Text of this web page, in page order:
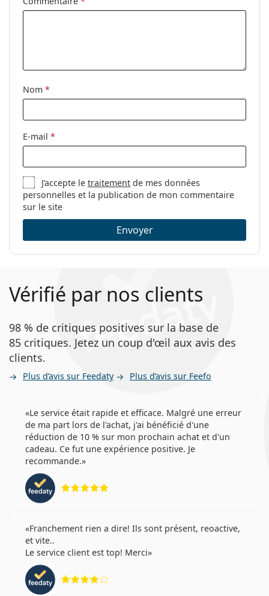
Autres
Sexe:
Marque:
Nom *
E-mail *
J’accepte letraitement de mes données
personnelles et la publication de mon commentaire
sur le site
Envoyer
Vérifié par nos clients
98 % de critiques positives sur la base de
85 critiques. Jetez un coup d'œil aux avis des
clients.
Plus d’avis sur Feedaty Plus d’avis sur Feefo
Le service était rapide et efficace. Malgré une erreur
de ma part lors de l'achat, j'ai bénéficié d'une
réduction de 10 % sur mon prochain achat et d'un
cadeau. Ce fut une expérience positive. Je
recommande.
Franchement rien a dire! Ils sont présent, reoactive,
et vite..
Le service client est top! Merci